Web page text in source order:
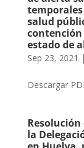
salud
contención
estado de
Sep 23, 2021 |
Descargar
Resolución
la